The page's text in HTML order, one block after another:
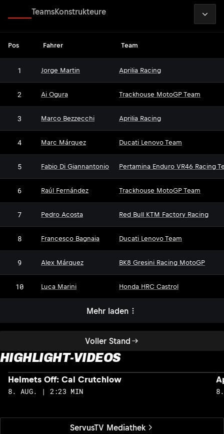
Voller Stand
TeamsKonstrukteure
Pos Fahrer Team
1 Jorge Martin Aprilia Racing
2 Ai Ogura Trackhouse MotoGP Team
3 Marco Bezzecchi Aprilia Racing
4 Marc Márquez Ducati Lenovo Team
5 Fabio Di Giannantonio Pertamina Enduro VR46 Racing
6 Raúl Fernández Trackhouse MotoGP Team
7 Pedro Acosta Red Bull KTM Factory Racing
8 Francesco Bagnaia Ducati Lenovo Team
9 Alex Márquez BK8 Gresini Racing MotoGP
10 Luca Marini Honda HRC Castrol
Mehr laden
HIGHLIGHT-VIDEOS
ServusTV Mediathek
Helmets Off: Cal Crutchlow
8. AUG. | 2:23 MIN